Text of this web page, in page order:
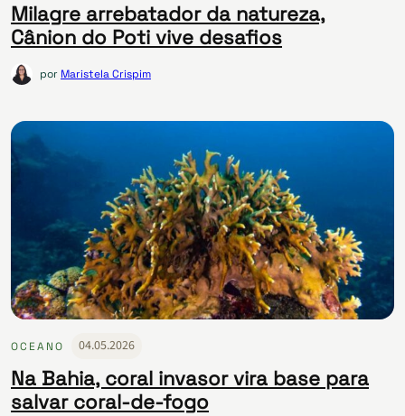
Milagre arrebatador da natureza,
Cânion do Poti vive desafios
por Maristela Crispim
OCEANO 04.05.2026
Na Bahia, coral invasor vira base para
salvar coral-de-fogo